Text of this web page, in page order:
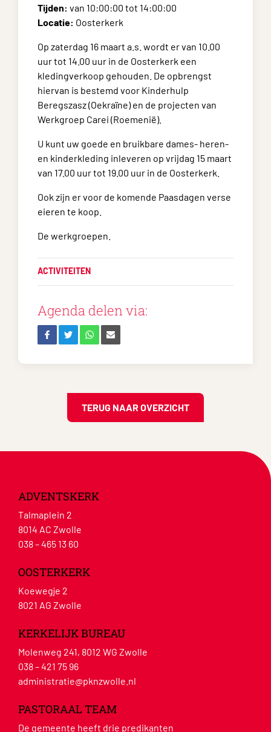
Tijden: van 10:00:00 tot 14:00:00
Locatie: Oosterkerk
Op zaterdag 16 maart a.s. wordt er van 10.00
uur tot 14.00 uur in de Oosterkerk een
kledingverkoop gehouden. De opbrengst
hiervan is bestemd voor Kinderhulp
Beregszasz (Oekraïne) en de projecten van
Werkgroep Carei (Roemenië).
U kunt uw goede en bruikbare dames- heren-
en kinderkleding inleveren op vrijdag 15 maart
van 17.00 uur tot 19.00 uur in de Oosterkerk.
Ook zijn er voor de komende Paasdagen verse
eieren te koop.
De werkgroepen.
ACTIVITEITEN
Agenda delen via:
TERUG NAAR OVERZICHT
ADVENTSKERK
Talmaplein 2
8014 AC Zwolle
038 – 465 13 60
OOSTERKERK
Koewegje 2
8021 AG Zwolle
KERKELIJK BUREAU
Molenweg 241, 8012 WG Zwolle
038 – 421 75 96
administratie@pknzwolle.nl
PASTORAAL TEAM
De gemeente heeft drie predikanten